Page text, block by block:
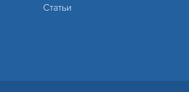
Статьи